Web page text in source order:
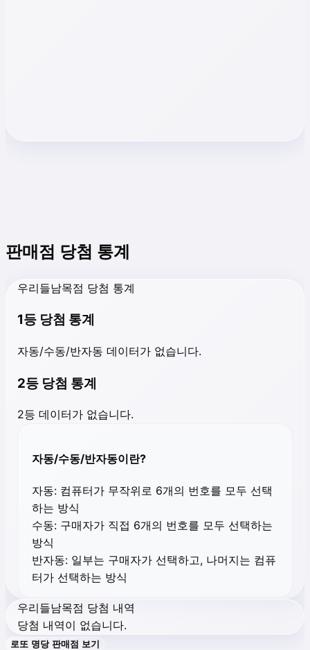
판매점 당첨 통계
우리들남목점 당첨 통계
1등 당첨 통계
자동/수동/반자동 데이터가 없습니다.
2등 당첨 통계
2등 데이터가 없습니다.
자동/수동/반자동이란?
자동: 컴퓨터가 무작위로 6개의 번호를 모두 선택
하는 방식
수동: 구매자가 직접 6개의 번호를 모두 선택하는
방식
반자동: 일부는 구매자가 선택하고, 나머지는 컴퓨
터가 선택하는 방식
우리들남목점 당첨 내역
당첨 내역이 없습니다.
로또 명당 판매점 보기